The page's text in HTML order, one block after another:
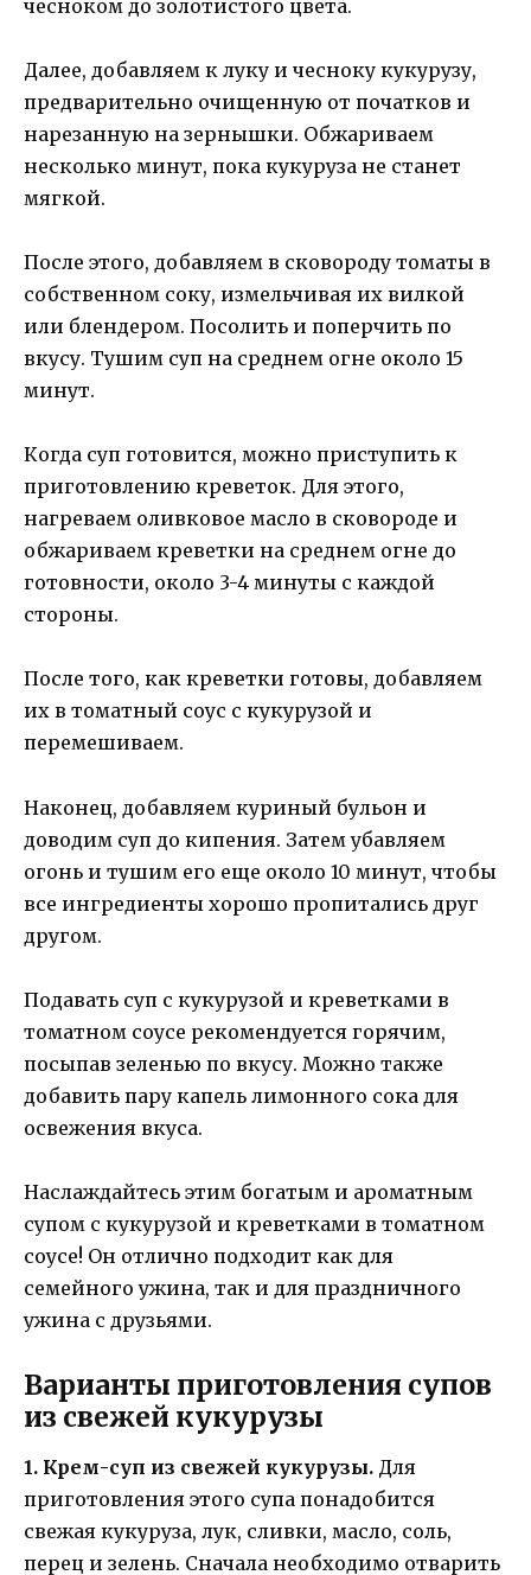
чесноком до золотистого цвета.
Далее, добавляем к луку и чесноку кукурузу,
предварительно очищенную от початков и
нарезанную на зернышки. Обжариваем
несколько минут, пока кукуруза не станет
мягкой.
После этого, добавляем в сковороду томаты в
собственном соку, измельчивая их вилкой
или блендером. Посолить и поперчить по
вкусу. Тушим суп на среднем огне около 15
минут.
Когда суп готовится, можно приступить к
приготовлению креветок. Для этого,
нагреваем оливковое масло в сковороде и
обжариваем креветки на среднем огне до
готовности, около 3-4 минуты с каждой
стороны.
После того, как креветки готовы, добавляем
их в томатный соус с кукурузой и
перемешиваем.
Наконец, добавляем куриный бульон и
доводим суп до кипения. Затем убавляем
огонь и тушим его еще около 10 минут, чтобы
все ингредиенты хорошо пропитались друг
другом.
Подавать суп с кукурузой и креветками в
томатном соусе рекомендуется горячим,
посыпав зеленью по вкусу. Можно также
добавить пару капель лимонного сока для
освежения вкуса.
Наслаждайтесь этим богатым и ароматным
супом с кукурузой и креветками в томатном
соусе! Он отлично подходит как для
семейного ужина, так и для праздничного
ужина с друзьями.
Варианты приготовления супов
из свежей кукурузы
1. Крем-суп из свежей кукурузы. Для
приготовления этого супа понадобится
свежая кукуруза, лук, сливки, масло, соль,
перец и зелень. Сначала необходимо отварить